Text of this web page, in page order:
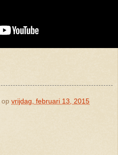
op vrijdag, februari 13, 2015